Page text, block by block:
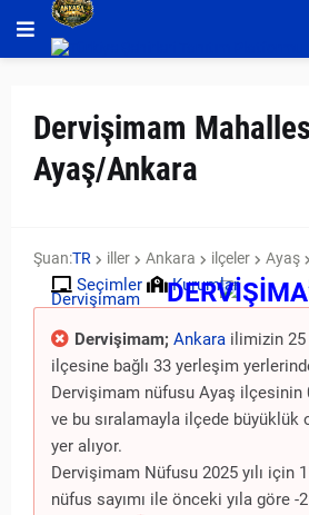
Dervişimam
Ayaş/Ankara
Şuan:TR iller Ankara ilçeler Ayaş
Seçimler Kurumlar
Dervişimam
Dervişimam; Ankara ilimizin 25
ilçesine bağlı 33 yerleşim
Dervişimam nüfusu Ayaş ilçesinin
ve bu sıralamayla ilçede büyüklük
yer alıyor.
Dervişimam Nüfusu 2025 yılı için
nüfus sayımı ile önceki yıla göre -